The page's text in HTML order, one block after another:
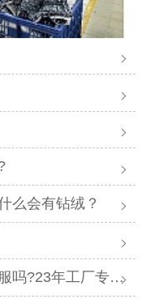
么会有钻绒？
年工厂专业解答